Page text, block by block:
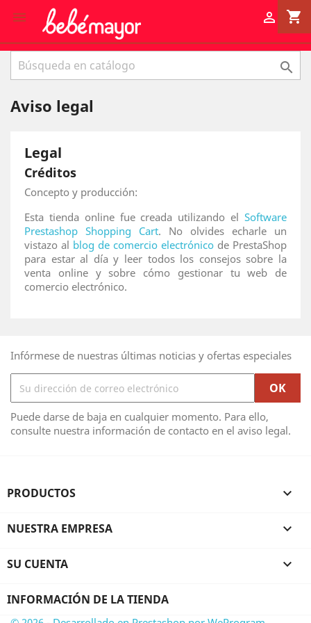
 shopping_cart


Aviso legal
Legal
Créditos
Concepto y producción:
Esta tienda online fue creada utilizando el Software
Prestashop Shopping Cart. No olvides echarle un
vistazo al blog de comercio electrónico de PrestaShop
para estar al día y leer todos los consejos sobre la
venta online y sobre cómo gestionar tu web de
comercio electrónico.
Infórmese de nuestras últimas noticias y ofertas especiales
Puede darse de baja en cualquier momento. Para ello,
consulte nuestra información de contacto en el aviso legal.
PRODUCTOS 
NUESTRA EMPRESA 
SU CUENTA 
INFORMACIÓN DE LA TIENDA